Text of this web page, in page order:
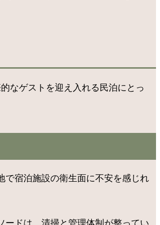
なゲストを迎え入れる民泊にとっ
で宿泊施設の衛生面に不安を感じれ